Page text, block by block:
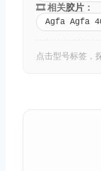
🎞️ 相关胶片 ：
Agfa Agfa
点击型号标签，